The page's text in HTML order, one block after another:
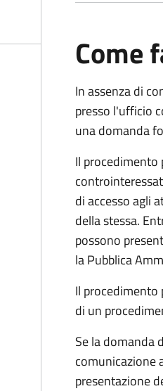
Come
In assenza di
presso l'ufficio
una domanda
Il procedimento
di accesso agli
della stessa.
possono
la Pubblica
Il
di un
Se la domanda
comunicazione
presentazione